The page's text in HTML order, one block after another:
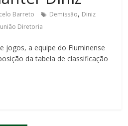
Barreto Demissão, Diniz
Diretoria
jogos, a equipe do Fluminense
da tabela de classificação